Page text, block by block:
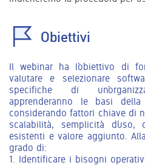
Obiettivi
Il webinar ha l’obiettivo di
valutare e selezionare
specifiche di
apprenderanno le basi
considerando fattori chiave di
scalabilità, semplicità
esistenti e valore aggiunto.
grado di:
1. Identificare i bisogni